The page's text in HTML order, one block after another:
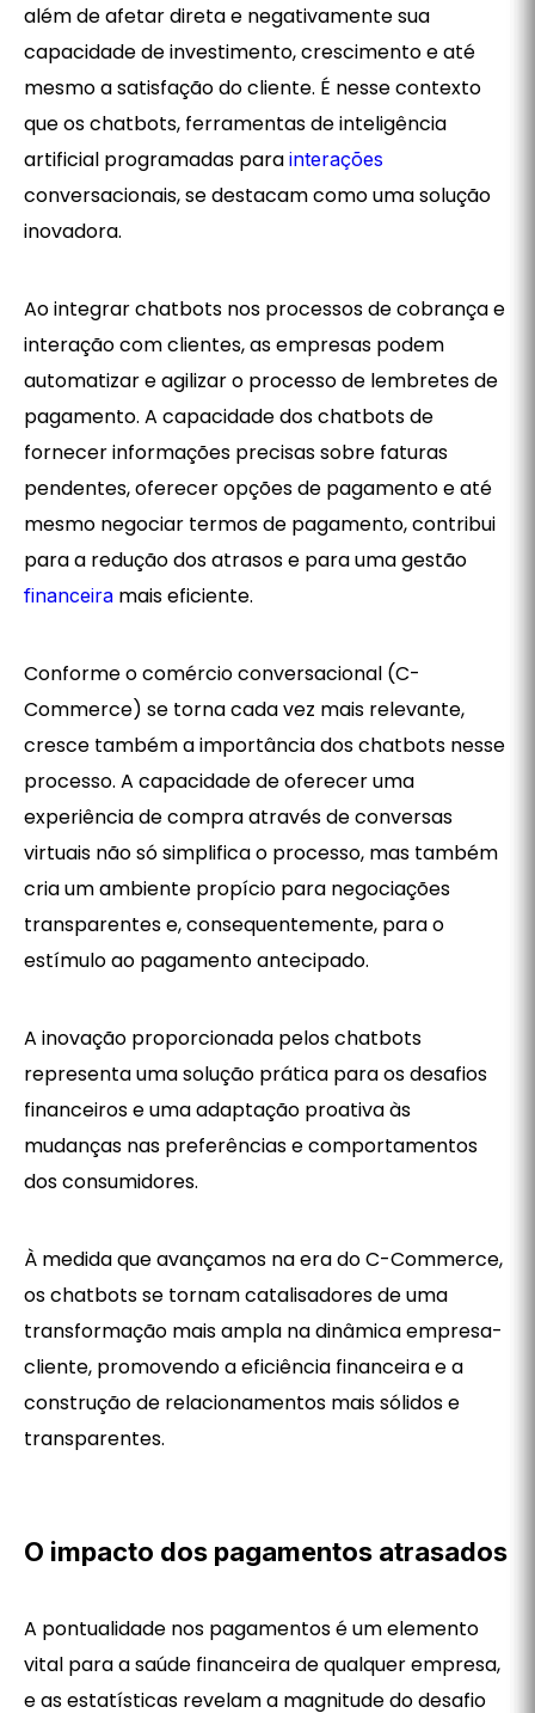
além de afetar direta e negativamente sua
capacidade de investimento, crescimento e até
mesmo a satisfação do cliente. É nesse contexto
que os chatbots, ferramentas de inteligência
artificial programadas para interações
conversacionais, se destacam como uma solução
inovadora.
Ao integrar chatbots nos processos de cobrança e
interação com clientes, as empresas podem
automatizar e agilizar o processo de lembretes de
pagamento. A capacidade dos chatbots de
fornecer informações precisas sobre faturas
pendentes, oferecer opções de pagamento e até
mesmo negociar termos de pagamento, contribui
para a redução dos atrasos e para uma gestão
financeira mais eficiente.
Conforme o comércio conversacional (C-
Commerce) se torna cada vez mais relevante,
cresce também a importância dos chatbots nesse
processo. A capacidade de oferecer uma
experiência de compra através de conversas
virtuais não só simplifica o processo, mas também
cria um ambiente propício para negociações
transparentes e, consequentemente, para o
estímulo ao pagamento antecipado.
A inovação proporcionada pelos chatbots
representa uma solução prática para os desafios
financeiros e uma adaptação proativa às
mudanças nas preferências e comportamentos
dos consumidores.
À medida que avançamos na era do C-Commerce,
os chatbots se tornam catalisadores de uma
transformação mais ampla na dinâmica empresa-
cliente, promovendo a eficiência financeira e a
construção de relacionamentos mais sólidos e
transparentes.
O impacto dos pagamentos atrasados
A pontualidade nos pagamentos é um elemento
vital para a saúde financeira de qualquer empresa,
e as estatísticas revelam a magnitude do desafio